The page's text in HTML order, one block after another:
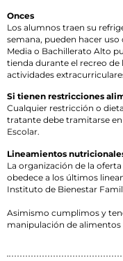
Onces
Los alumnos traen su
semana, pueden hacer uso
Media o Bachillerato Alto
tienda durante el recreo
actividades
Si tienen restricciones
Cualquier restricción o
tratante debe tramitarse en
Escolar.
Lineamientos
La organización de la
obedece a los últimos
Instituto de Bienestar
Asimismo cumplimos y
manipulación de alimentos